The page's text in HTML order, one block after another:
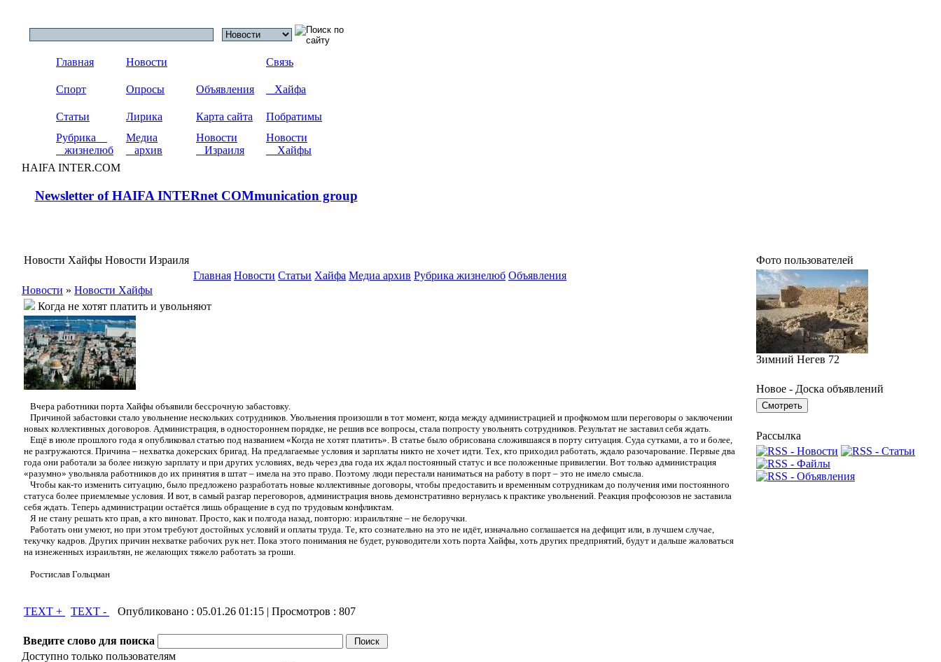
Главная Новости Связь
Спорт Опросы Объявления Хайфа
Статьи Лирика Карта сайта
Побратимы
Рубрика
жизнелюб
Медиа
архив
Новости
Израиля
Новости
Хайфы
HAIFA INTER.COM
Newsletter of HAIFA INTERnet COMmunication group
Новости Хайфы Новости Израиля
Главная Новости Статьи Хайфа Медиа архив Рубрика жизнелюб Объявления
Новости » Новости Хайфы
Когда не хотят платить и увольняют
Вчера работники порта Хайфы объявили бессрочную забастовку.
Причиной забастовки стало увольнение нескольких сотрудников. Увольнения произошли в тот момент, когда между администрацией и профкомом шли переговоры о заключении
новых коллективных договоров. Администрация, в одностороннем порядке, не решив все вопросы, стала попросту увольнять сотрудников. Результат не заставил себя ждать.
Ещё в июле прошлого года я опубликовал статью под названием «Когда не хотят платить». В статье было обрисована сложившаяся в порту ситуация. Суда сутками, а то и более,
не разгружаются. Причина – нехватка докерских бригад. На предлагаемые условия и зарплаты никто не хочет идти. Тех, кто приходил работать, ждало разочарование. Первые два
года они работали за более низкую зарплату и при других условиях, ведь через два года их ждал постоянный статус и все положенные привилегии. Вот только администрация
«разумно» увольняла работников до их принятия в штат – имела на это право. Поэтому люди перестали наниматься на работу в порт – это не имело смысла.
Чтобы как-то изменить ситуацию, было предложено разработать новые коллективные договоры, чтобы предоставить и временным сотрудникам до получения ими постоянного
статуса более приемлемые условия. И вот, в самый разгар переговоров, администрация вновь демонстративно вернулась к практике увольнений. Реакция профсоюзов не заставила
себя ждать. Теперь администрации остаётся лишь обращение в суд по трудовым конфликтам.
Я не стану решать кто прав, а кто виноват. Просто, как и полгода назад, повторю: израильтяне – не белоручки.
Работать они умеют, но при этом требуют достойных условий и оплаты труда. Те, кто сознательно на это не идёт, изначально соглашается на дефицит или, в лучшем случае,
текучку кадров. Других причин нехватке рабочих рук нет. Пока этого понимания не будет, руководители хоть порта Хайфы, хоть других предприятий, будут и дальше жаловаться
на изнеженных израильтян, не желающих тяжело работать за гроши.
Ростислав Гольцман
TEXT + TEXT - Опубликовано : 05.01.26 01:15 | Просмотров : 807
Введите слово для поиска
Доступно только пользователям
Фото пользователей
Зимний Негев 72
Новое - Доска объявлений
Рассылка